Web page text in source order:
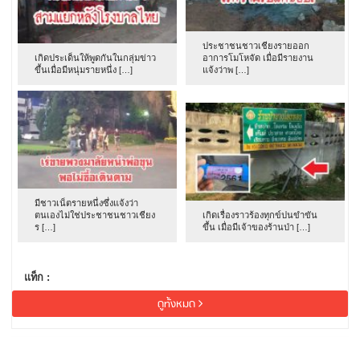
เกิดประเด็นให้พูดกันในกลุ่มข่าว
ขึ้นเมื่อมีหนุ่มรายหนึ่ง […]
ประชาชนชาวเชียงรายออก
อาการโมโหจัด เมื่อมีรายงาน
แจ้งว่าพ […]
มีชาวเน็ตรายหนึ่งซึ่งแจ้งว่า
ตนเองไม่ใช่ประชาชนชาวเชียง
ร […]
เกิดเรื่องราวร้องทุกข์ปนขำขัน
ขึ้น เมื่อมีเจ้าของร้านป่า […]
แท็ก :
ดูทั้งหมด